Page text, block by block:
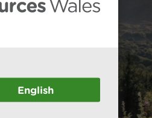
English